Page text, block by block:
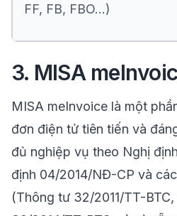
FF, FB, FBO…)
3. MISA
MISA meInvoice là một
đơn điện tử tiên tiến và
đủ nghiệp vụ theo Nghị
định 04/2014/NĐ-CP và
(Thông tư 32/2011/TT-